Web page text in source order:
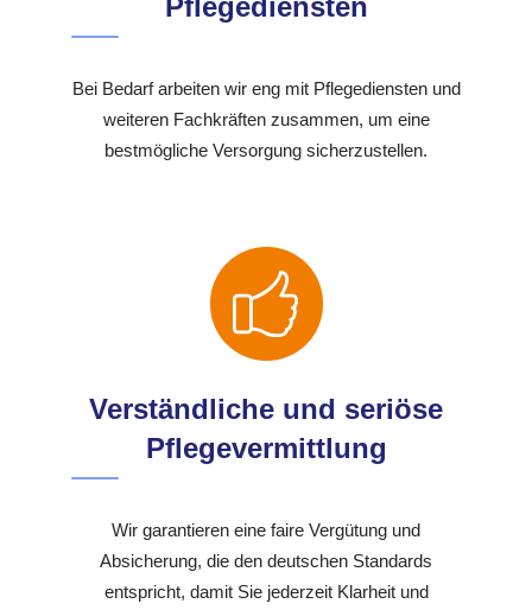
Bei Bedarf arbeiten wir eng mit Pflegediensten und
weiteren Fachkräften zusammen, um eine
bestmögliche Versorgung sicherzustellen.
Verständliche und seriöse
Pflegevermittlung
Wir garantieren eine faire Vergütung und
Absicherung, die den deutschen Standards
entspricht, damit Sie jederzeit Klarheit und